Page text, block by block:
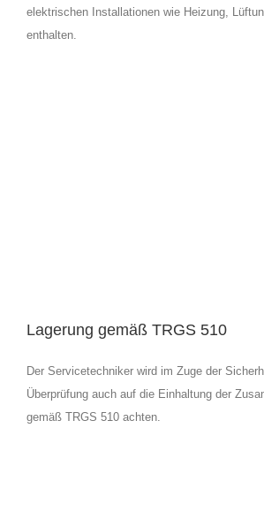
elektrischen Installationen wie Heizung,
enthalten.
Lagerung gemäß TRGS 510
Der Servicetechniker wird im Zuge der
Überprüfung auch auf die Einhaltung der
gemäß TRGS 510 achten.